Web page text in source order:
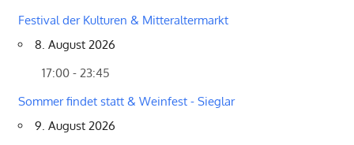
Festival der Kulturen & Mitteraltermarkt
8. August 2026
17:00 - 23:45
Sommer findet statt & Weinfest - Sieglar
9. August 2026